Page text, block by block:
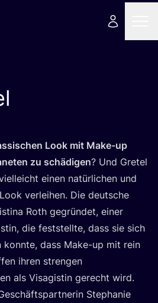
Look mit Make-up
zu schä­di­gen? Und Gre­tel
einen natür­li­chen und
ver­lei­hen. Die deut­sche
Roth gegrün­det, einer
die fest­stell­te, dass sie sich
konn­te, dass Make-up mit rein
ihren stren­gen
als Visa­gis­tin gerecht wird.
Ste­pha­nie